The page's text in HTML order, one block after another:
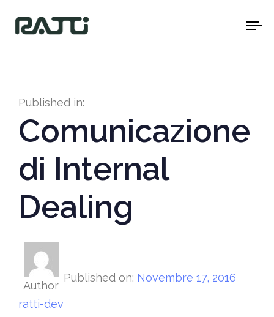
Published in:
Comunicazione
di Internal
Dealing
Author
ratti-dev
Published on: Novembre 17, 2016